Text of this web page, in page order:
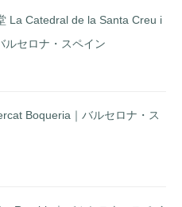
La Catedral de la Santa Creu i
ルセロナ・スペイン
Boqueria｜バルセロナ・ス